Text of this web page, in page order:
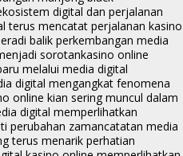
digital dan perjalanan
terus mencatat perjalanan kasino
di balik perkembangan media
sorotankasino online
melalui media digital
digital mengangkat fenomena
online kian sering muncul dalam
digital memperlihatkan
perubahan zamancatatan media
terus menarik perhatian